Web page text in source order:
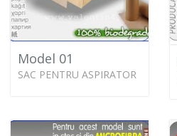
Model 01
SAC PENTRU ASPIRATOR